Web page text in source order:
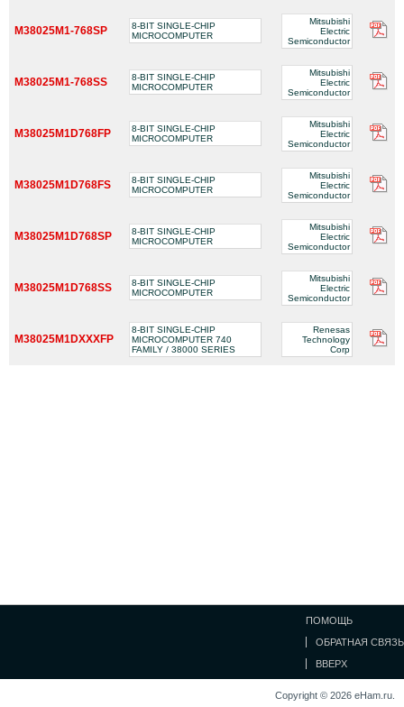
M38025M1-768SP
8-BIT SINGLE-CHIP
MICROCOMPUTER
Mitsubishi
Electric
Semiconductor
M38025M1-768SS
8-BIT SINGLE-CHIP
MICROCOMPUTER
Mitsubishi
Electric
Semiconductor
M38025M1D768FP
8-BIT SINGLE-CHIP
MICROCOMPUTER
Mitsubishi
Electric
Semiconductor
M38025M1D768FS
8-BIT SINGLE-CHIP
MICROCOMPUTER
Mitsubishi
Electric
Semiconductor
M38025M1D768SP
8-BIT SINGLE-CHIP
MICROCOMPUTER
Mitsubishi
Electric
Semiconductor
M38025M1D768SS
8-BIT SINGLE-CHIP
MICROCOMPUTER
Mitsubishi
Electric
Semiconductor
M38025M1DXXXFP
8-BIT SINGLE-CHIP
MICROCOMPUTER 740
FAMILY / 38000 SERIES
Renesas
Technology
Corp
ПОМОЩЬ
ОБРАТНАЯ СВЯЗЬ
ВВЕРХ
Copyright © 2026 eHam.ru.